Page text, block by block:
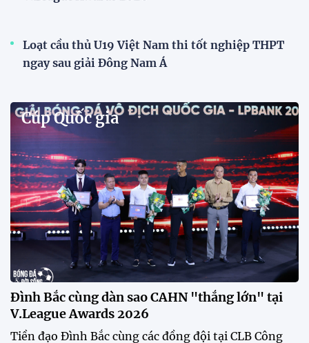
tập để theo dõi sao nhập tịch tuyển Việt Nam
Buổi tập của tuyển Việt Nam chiều nay (29/7) bất
ngờ thu hút sự chú ý của truyền thông Singapore
khi một phóng viên có mặt tại sân để trực tiếp theo
dõi màn thể hiện của các ngôi sao nhập tịch.
Đình Bắc cùng dàn sao CAHN "thắng lớn" tại
V.League Awards 2026
Festival bóng đá nữ trẻ 2026 lan tỏa đam mê tại
Đồng Tháp